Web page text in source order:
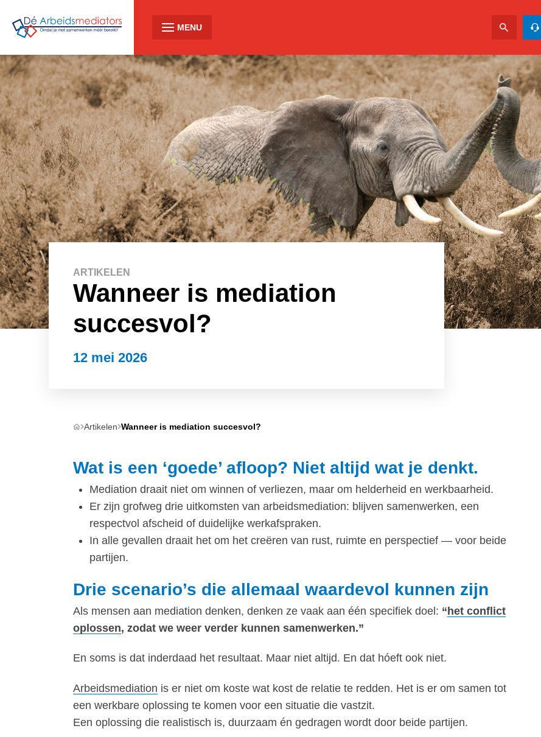
MENU
ARTIKELEN
Wanneer is mediation
succesvol?
12 mei 2026
Artikelen Wanneer is mediation succesvol?
Wat is een ‘goede’ afloop? Niet altijd wat je denkt.
Mediation draait niet om winnen of verliezen, maar om helderheid en werkbaarheid.
Er zijn grofweg drie uitkomsten van arbeidsmediation: blijven samenwerken, een
respectvol afscheid of duidelijke werkafspraken.
In alle gevallen draait het om het creëren van rust, ruimte en perspectief — voor beide
partijen.
Drie scenario’s die allemaal waardevol kunnen zijn
Als mensen aan mediation denken, denken ze vaak aan één specifiek doel: “het conflict
oplossen, zodat we weer verder kunnen samenwerken.”
En soms is dat inderdaad het resultaat. Maar niet altijd. En dat hóeft ook niet.
Arbeidsmediation is er niet om koste wat kost de relatie te redden. Het is er om samen tot
een werkbare oplossing te komen voor een situatie die vastzit.
Een oplossing die realistisch is, duurzaam én gedragen wordt door beide partijen.